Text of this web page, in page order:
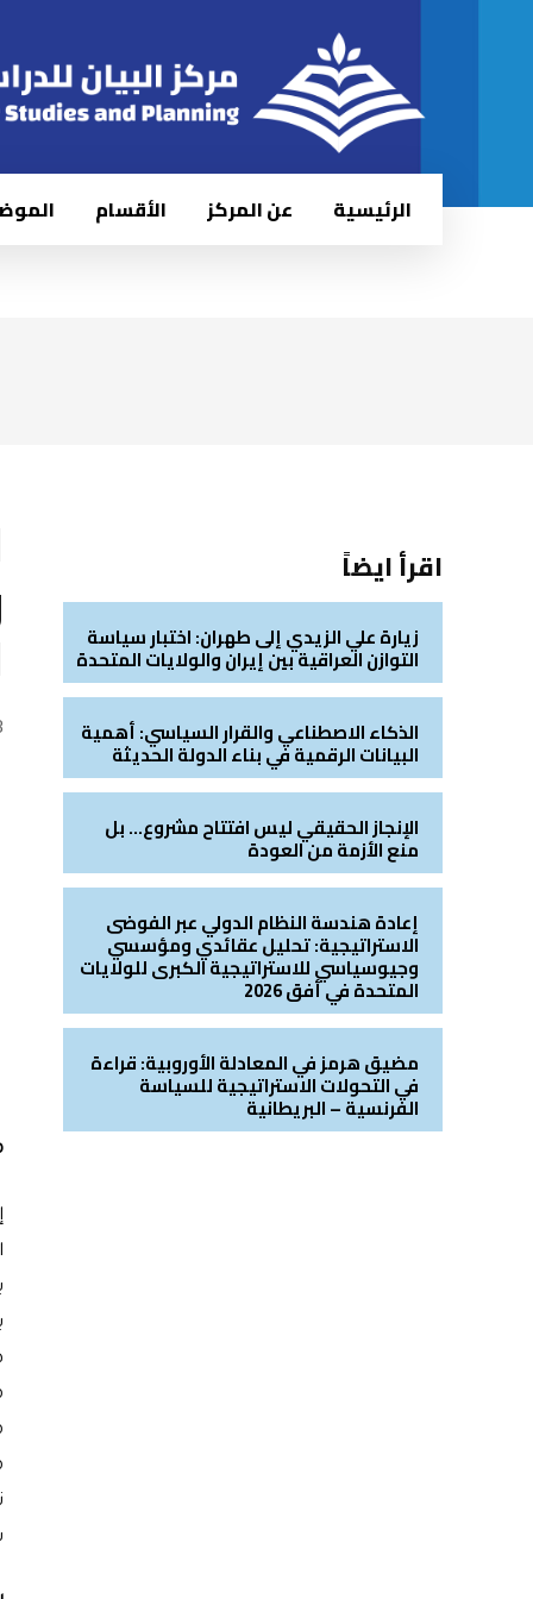
الرئيسية عن المركز الأقسام
اقرأ ايضاً
زيارة علي الزيدي إلى طهران: اختبار سياسة
التوازن العراقية بين إيران والولايات المتحدة
الذكاء الاصطناعي والقرار السياسي: أهمية
البيانات الرقمية في بناء الدولة الحديثة
الإنجاز الحقيقي ليس افتتاح مشروع… بل
منع الأزمة من العودة
إعادة هندسة النظام الدولي عبر الفوضى
الاستراتيجية: تحليل عقائدي ومؤسسي
وجيوسياسي للاستراتيجية الكبرى للولايات
المتحدة في أفق 2026
مضيق هرمز في المعادلة الأوروبية: قراءة
في التحولات الاستراتيجية للسياسة
الفرنسية – البريطانية